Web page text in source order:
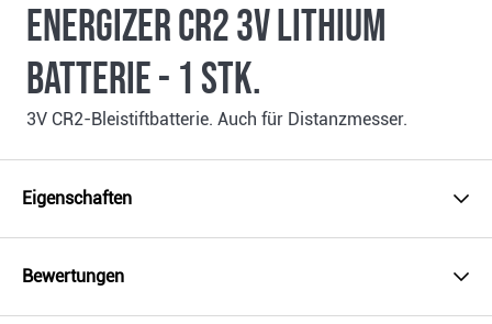
Energizer CR2 3v Lithium
Batterie - 1 Stk.
3V CR2-Bleistiftbatterie. Auch für Distanzmesser.
Eigenschaften
Bewertungen